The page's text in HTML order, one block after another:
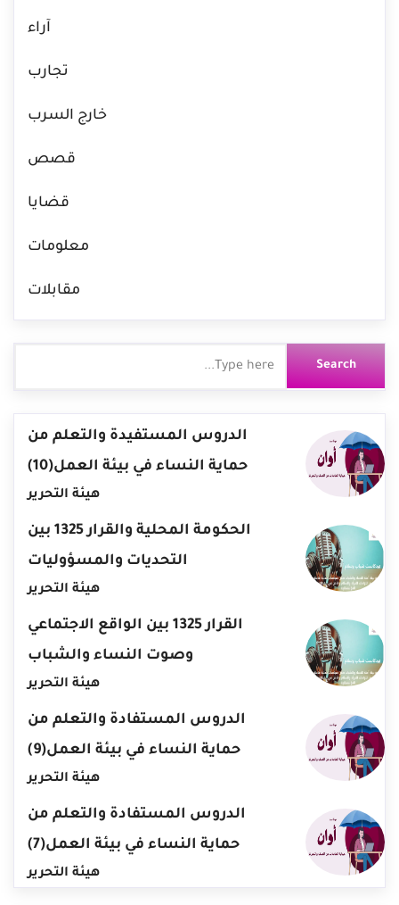
آراء
تجارب
خارج السرب
قصص
قضايا
معلومات
مقابلات
الدروس المستفيدة والتعلم من
حماية النساء في بيئة العمل(10)
هيئة التحرير
الحكومة المحلية والقرار 1325 بين
التحديات والمسؤوليات
هيئة التحرير
القرار 1325 بين الواقع الاجتماعي
وصوت النساء والشباب
هيئة التحرير
الدروس المستفادة والتعلم من
حماية النساء في بيئة العمل(9)
هيئة التحرير
الدروس المستفادة والتعلم من
حماية النساء في بيئة العمل(7)
هيئة التحرير